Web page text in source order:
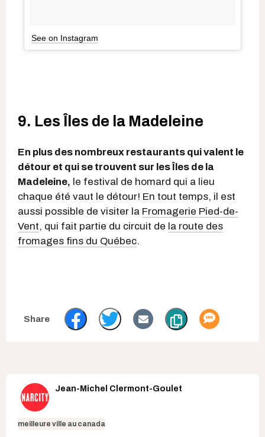
See on Instagram
9. Les Îles de la Madeleine
En plus des nombreux restaurants qui valent le
détour et qui se trouvent sur les Îles de la
Madeleine, le festival de homard qui a lieu
chaque été vaut le détour! En tout temps, il est
aussi possible de visiter la Fromagerie Pied-de-
Vent, qui fait partie du circuit de la route des
fromages fins du Québec.
Jean-Michel Clermont-Goulet
meilleure ville au canada